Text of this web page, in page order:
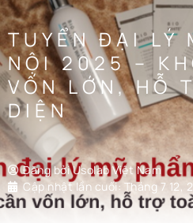
TUYỂN ĐẠI LÝ
NỘI 2025 –
VỐN LỚN, HỖ
DIỆN
Đăng bởiUsolab Việt Nam
Cập nhật lần cuối: Tháng 7 12,